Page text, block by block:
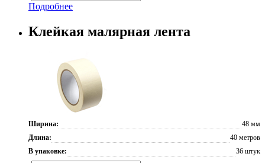
Подробнее
Клейкая малярная лента
Ширина:
48 мм
Длина:
40 метров
В упаковке:
36 штук